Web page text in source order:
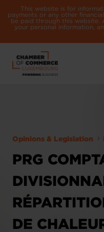
This website is for
payments or any other
be paid through this website.
your personal information,
Opinions & Legislation
PRG
DE